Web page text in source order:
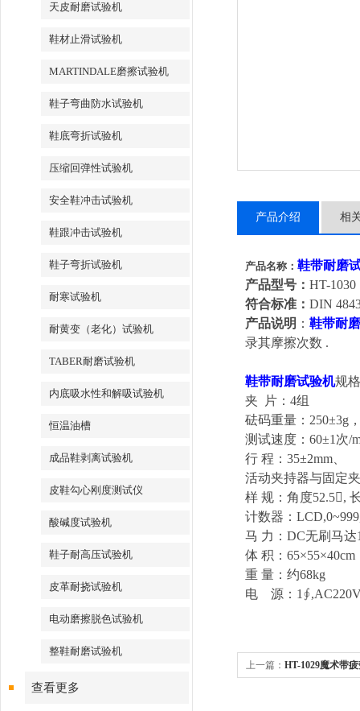
天皮耐磨试验机
鞋材止滑试验机
MARTINDALE磨擦试验机
鞋子弯曲防水试验机
鞋底弯折试验机
压缩回弹性试验机
安全鞋冲击试验机
鞋跟冲击试验机
鞋子弯折试验机
耐寒试验机
耐黄变（老化）试验机
TABER耐磨试验机
内底吸水性和解吸试验机
恒温油槽
成品鞋剥离试验机
皮鞋勾心刚度测试仪
酸碱度试验机
鞋子耐高压试验机
皮革耐挠试验机
电动磨擦脱色试验机
整鞋耐磨试验机
查看更多
产品介绍 相
产品名称： 鞋带耐磨
产品型号： HT-1030
符合标准： DIN
产品说明 ： 鞋带耐
录其摩擦次数 .
鞋带耐磨试验机规
夹 片：4组
砝码重量：250±3g
测试速度：60±1次/
行 程：35±2mm、
活动夹持器与固定
样 规：角度52.5,
计数器：
马 力：DC无刷马达
体 积：65×55×40cm
重 量：约68kg
电 源：
上一篇： HT-1029魔术带